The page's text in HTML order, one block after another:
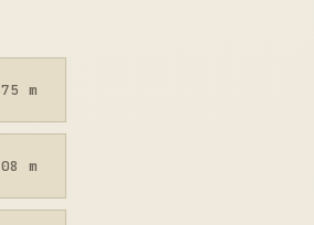
m
m